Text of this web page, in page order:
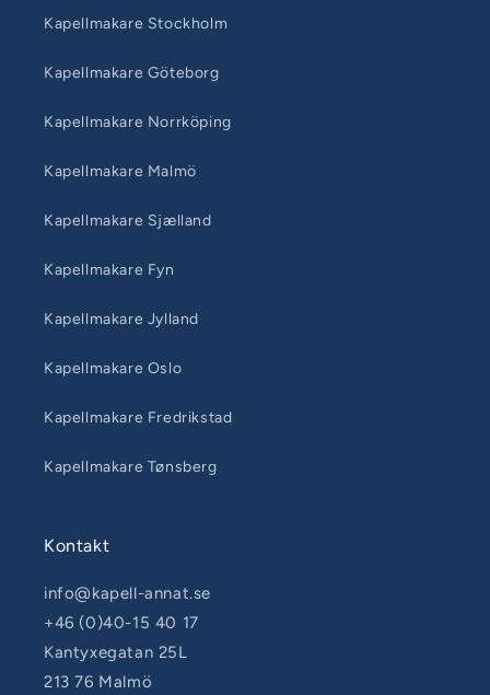
Kapellmakare Stockholm
Kapellmakare Göteborg
Kapellmakare Norrköping
Kapellmakare Malmö
Kapellmakare Sjælland
Kapellmakare Fyn
Kapellmakare Jylland
Kapellmakare Oslo
Kapellmakare Fredrikstad
Kapellmakare Tønsberg
Kontakt
info@kapell-annat.se
+46 (0)40-15 40 17
Kantyxegatan 25L
213 76 Malmö